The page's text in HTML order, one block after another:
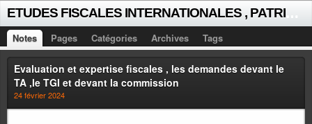
Notes Pages Catégories Archives Tags
Evaluation et expertise fiscales , les demandes devant le
TA ,le TGI et devant la commission
24 février 2024